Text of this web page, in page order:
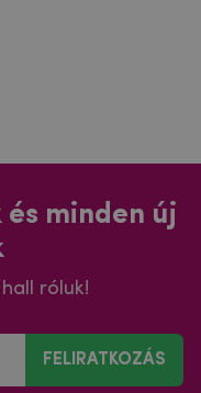
és minden új
róluk!
FELIRATKOZÁS